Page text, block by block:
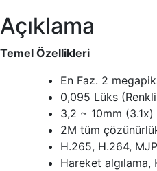
Açıklama
Temel Özellikleri
En Faz. 2
0,095 Lüks
3,2 ~ 10mm
2M tüm
H.265, H.264,
Hareket